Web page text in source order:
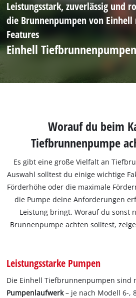
Leistungsstark, zuverlässig und
die Brunnenpumpen von
Features
Einhell
Worauf du beim
Tiefbrunnenpumpe
Es gibt eine große Vielfalt an
Auswahl solltest du einige wichtige
Förderhöhe oder die maximale
die Pumpe deine Anforderungen
Leistung bringt. Worauf du sonst
Brunnenpumpe achten solltest,
Leistungsstarke Pumpen
Die Einhell Tiefbrunnenpumpen sind
Pumpenlaufwerk– je nach Modell 6-,